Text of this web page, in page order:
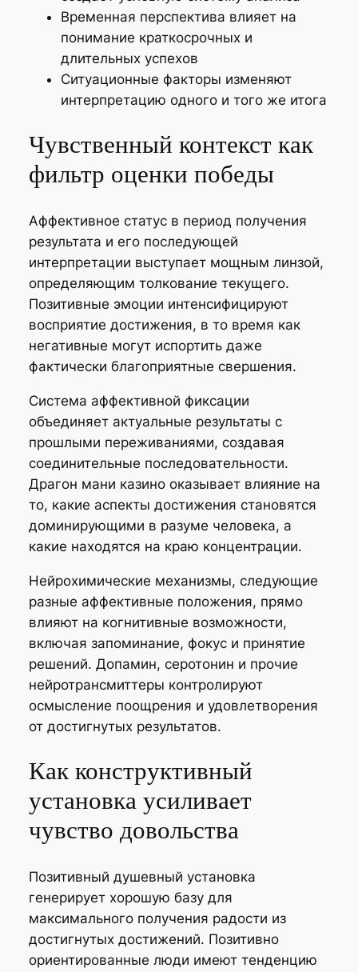
Временная перспектива влияет на
понимание краткосрочных и
длительных успехов
Ситуационные факторы изменяют
интерпретацию одного и того же итога
Чувственный контекст как
фильтр оценки победы
Аффективное статус в период получения
результата и его последующей
интерпретации выступает мощным линзой,
определяющим толкование текущего.
Позитивные эмоции интенсифицируют
восприятие достижения, в то время как
негативные могут испортить даже
фактически благоприятные свершения.
Система аффективной фиксации
объединяет актуальные результаты с
прошлыми переживаниями, создавая
соединительные последовательности.
Драгон мани казино оказывает влияние на
то, какие аспекты достижения становятся
доминирующими в разуме человека, а
какие находятся на краю концентрации.
Нейрохимические механизмы, следующие
разные аффективные положения, прямо
влияют на когнитивные возможности,
включая запоминание, фокус и принятие
решений. Допамин, серотонин и прочие
нейротрансмиттеры контролируют
осмысление поощрения и удовлетворения
от достигнутых результатов.
Как конструктивный
установка усиливает
чувство довольства
Позитивный душевный установка
генерирует хорошую базу для
максимального получения радости из
достигнутых достижений. Позитивно
ориентированные люди имеют тенденцию